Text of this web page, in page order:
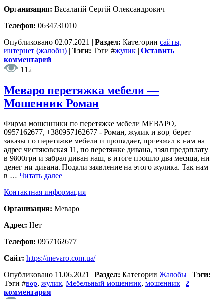
Организация: Васалатій Сергій Олександрович
Телефон: 0634731010
Опубликовано 02.07.2021 | Раздел: Категории сайты,
интернет (жалобы) | Тэги: Тэги #жулик | Оставить
комментарий
112
Меваро перетяжка мебели —
Мошенник Роман
Фирма мошенники по перетяжке мебели МЕВАРО,
0957162677, +380957162677 - Роман, жулик и вор, берет
заказы по перетяжке мебели и пропадает, приезжал к нам на
адрес чистяковская 11, по перетяжке дивана, взял предоплату
в 9800грн и забрал диван наш, в итоге прошло два месяца, ни
денег ни дивана. Подали заявление на этого жулика. Так нам
в … Читать далее
Контактная информация
Организация: Меваро
Адрес: Нет
Телефон: 0957162677
Сайт: https://mevaro.com.ua/
Опубликовано 11.06.2021 | Раздел: Категории Жалобы | Тэги:
Тэги #вор, жулик, Мебельный мошенник, мошенник | 2
комментария